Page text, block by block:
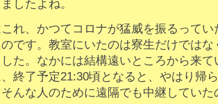
したよね。
れ、かつてコロナが猛威を振るって
です。教室にいたのは寮生だけでは
た。なかには結構遠いところから来
終了予定21:30頃となると、やはり帰
んな人のために遠隔でも中継していた